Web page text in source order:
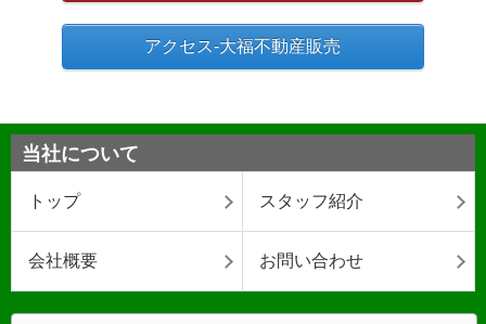
アクセス-大福不動産販売
当社について
トップ スタッフ紹介
会社概要 お問い合わせ